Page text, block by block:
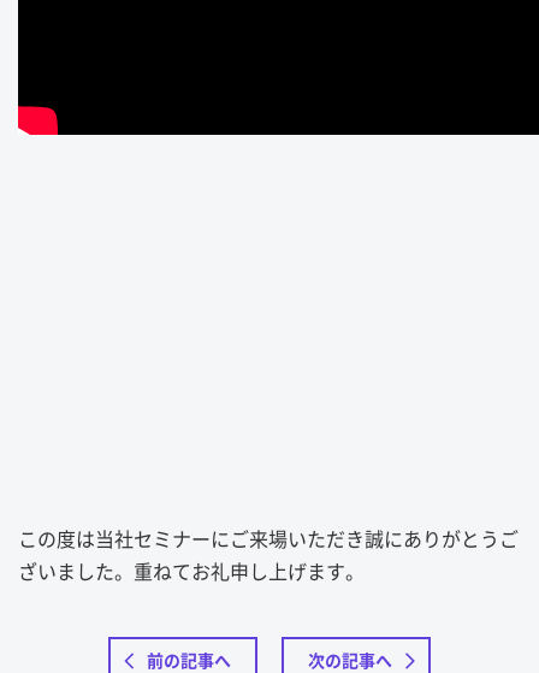
この度は当社セミナーにご来場いただき誠にありがとうご
ざいました。重ねてお礼申し上げます。
前の記事へ 次の記事へ